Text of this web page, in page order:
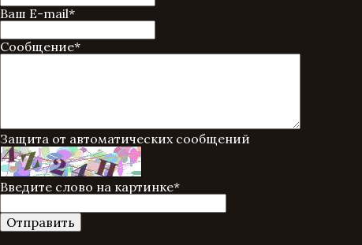
Ваш E-mail*
Сообщение*
Защита от автоматических сообщений
Введите слово на картинке*